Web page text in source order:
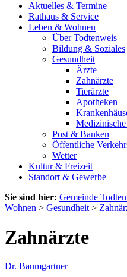
Aktuelles & Termine
Rathaus & Service
Leben & Wohnen
Über Todtenweis
Bildung & Soziales
Gesundheit
Ärzte
Zahnärzte
Tierärzte
Apotheken
Medizinische
Post & Banken
Öffentliche
Wetter
Kultur & Freizeit
Standort & Gewerbe
Sie sind hier: Gemeinde
Wohnen > Gesundheit >
Zahnärzte
Dr. Baumgartner